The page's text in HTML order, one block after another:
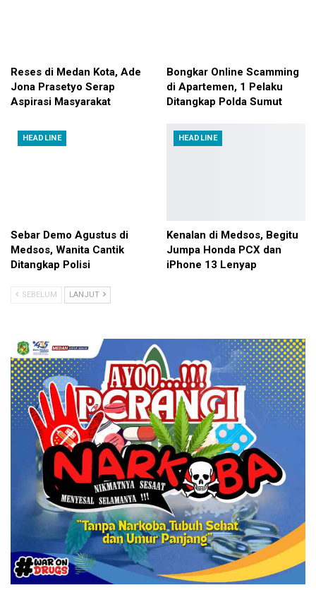
Reses di Medan Kota, Ade
Jona Prasetyo Serap
Aspirasi Masyarakat
Bongkar Online Scamming
di Apartemen, 1 Pelaku
Ditangkap Polda Sumut
HEADLINE
Sebar Demo Agustus di
Medsos, Wanita Cantik
Ditangkap Polisi
HEADLINE
Kenalan di Medsos, Begitu
Jumpa Honda PCX dan
iPhone 13 Lenyap
SEBELUM LANJUT